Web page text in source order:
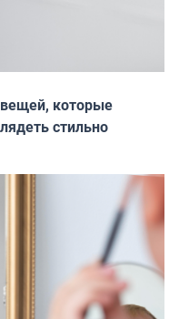
которые
стильно